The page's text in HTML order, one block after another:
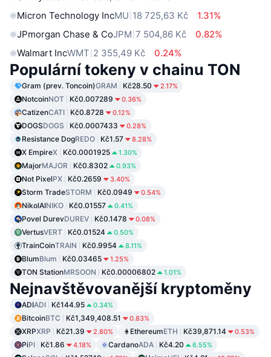
Micron Technology IncMU 18 725,63 Kč
1.31%
JPmorgan Chase & CoJPM 7 504,86 Kč
0.82%
Walmart IncWMT 2 355,49 Kč 0.24%
Populární tokeny v chainu TON
Gram (prev. Toncoin)GRAM Kč28.50 2.17%
NotcoinNOT Kč0.007289 0.36%
CatizenCATI Kč0.8728 0.12%
DOGSDOGS Kč0.0007433 0.28%
Resistance DogREDO Kč1.57 8.28%
X EmpireX Kč0.0001925 1.30%
MajorMAJOR Kč0.8302 0.93%
Not PixelPX Kč0.2659 3.40%
Storm TradeSTORM Kč0.0949 0.54%
NikolAINIKO Kč0.01557 0.41%
Povel DurevDUREV Kč0.1478 0.08%
VertusVERT Kč0.01524 0.50%
TrainCoinTRAIN Kč0.9954 8.11%
BlumBlum Kč0.03465 1.25%
TON StationMRSOON Kč0.00006802 1.01%
Nejnavštěvovanější kryptoměny
ADIADI Kč144.95 0.34%
BitcoinBTC Kč1,349,408.51 0.83%
XRPXRP Kč21.39 2.80% EthereumETH Kč39,871.14 0.53%
PiPI Kč1.86 4.18% CardanoADA Kč4.20 6.55%